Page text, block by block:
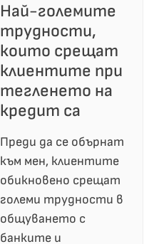
Най-големите
трудности,
които срещат
клиентите при
тегленето на
кредит са
Преди да се обърнат
към мен, клиентите
обикновено срещат
големи трудности в
общуването с
банките и